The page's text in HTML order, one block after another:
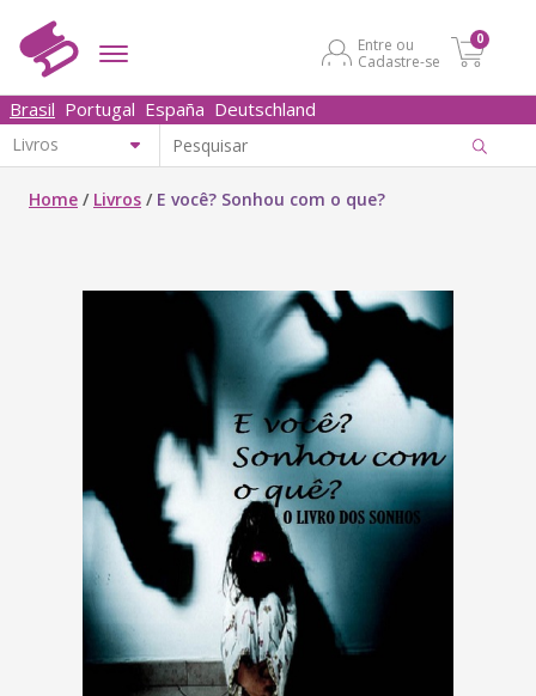
Entre ou
Cadastre-se
0
Brasil Portugal España Deutschland
Home / Livros / E você? Sonhou com o que?